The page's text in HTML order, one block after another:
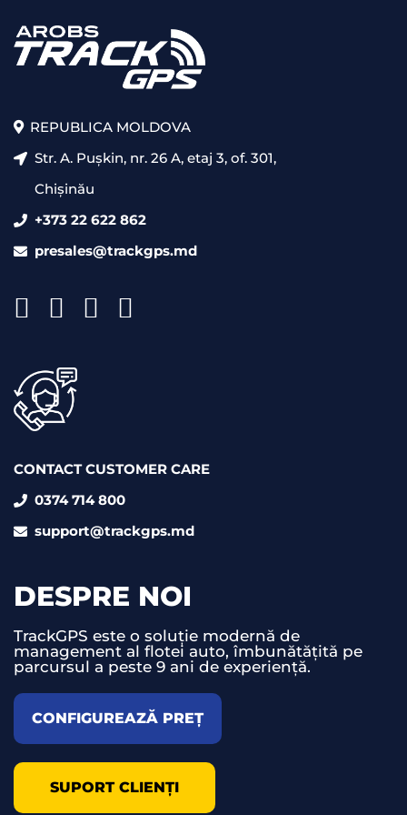
REPUBLICA MOLDOVA
Str. A. Pușkin, nr. 26 A, etaj 3, of. 301,
Chișinău
+373 22 622 862
presales@trackgps.md
CONTACT CUSTOMER CARE
0374 714 800
support@trackgps.md
DESPRE NOI
TrackGPS este o soluție modernă de
management al flotei auto, îmbunătățită pe
parcursul a peste 9 ani de experiență.
CONFIGUREAZĂ PREȚ
SUPORT CLIENȚI